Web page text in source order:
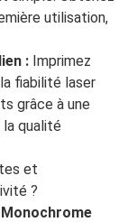
utilisation,
: Imprimez
fiabilité laser
grâce à une
qualité
et
?